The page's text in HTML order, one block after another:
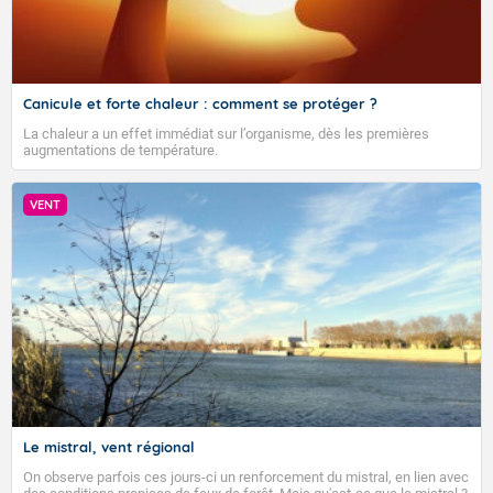
Canicule et forte chaleur : comment se protéger ?
La chaleur a un effet immédiat sur l’organisme, dès les premières
augmentations de température.
VENT
Le mistral, vent régional
On observe parfois ces jours-ci un renforcement du mistral, en lien avec